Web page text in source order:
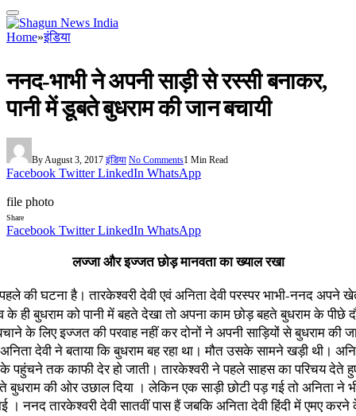
Home»इंडिया
ननद-भाभी ने अपनी साड़ी से रस्सी बनाकर,
पानी में डूबते बुधराम की जान बचायी
ByAugust 3, 2017 इंडिया No Comments1 Min Read
Facebook Twitter LinkedIn WhatsApp
file photo
Share
Facebook Twitter LinkedIn WhatsApp
लज्जा और इज्जत छोड़ मानवता का ख्याल रखा
की घटना है। तारकेश्वरी देवी एवं अनिता देवी परस्पर भाभी-ननद अपने
के ही बुधराम को पानी में बहते देखा तो अपना काम छोड़ बहते बुधराम के पीछे
के लिए इज्जत की परवाह नहीं कर दोनों ने अपनी साड़ियों से बुधराम की
अनिता देवी ने बताया कि बुधराम बह रहा था। मौत उसके सामने खड़ी थी।
पहुंचने तक काफी देर हो जाती। तारकेश्वरी ने पहले साहस का परिचय देते
की ओर उछाल दिया । लेकिन एक साड़ी छोटी पड़ गई तो अनिता ने
। ननद तारकेश्वरी देवी सातवीं पास हैं जबकि अनिता देवी हिंदी में एमए करने